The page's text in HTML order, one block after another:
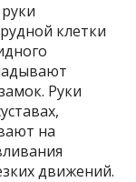
клетки
Руки
на
движений.